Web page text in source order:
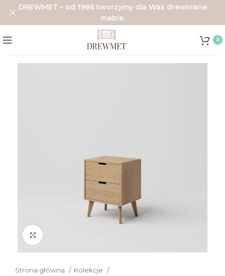
0
Strona główna
Kolekcje
DREWMET – od 1986 tworzymy dla Was drewniane
meble.